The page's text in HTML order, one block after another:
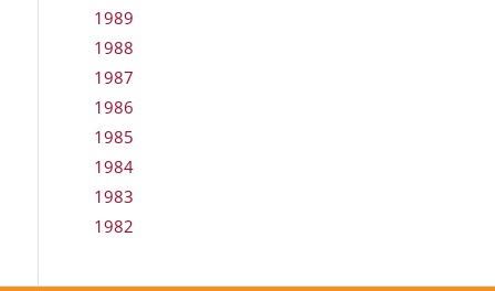
1989
1988
1987
1986
1985
1984
1983
1982